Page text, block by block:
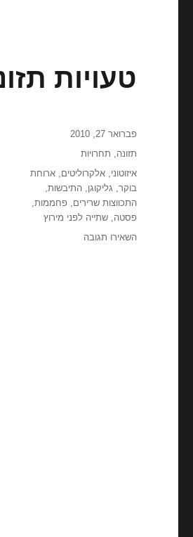
טעויות
פורסם
פברואר 27, 2010
קטגוריות
תזונה, תחרויות
תגיות
איזוטוני,אלקרוליטים,ארוחת
בוקר, גליקוגן,התיבשות,
התכווצות שרירים,פחממות,
פסטה,שתייה לפני מירוץ
השאירו תגובה